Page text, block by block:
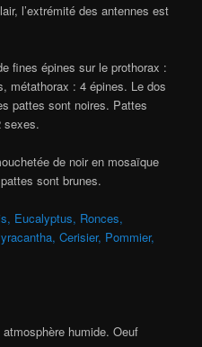
l’extrémité des antennes est
fines épines sur le prothorax :
métathorax : 4 épines. Le dos
pattes sont noires. Pattes
sexes.
de noir en mosaïque
sont brunes.
Eucalyptus, Ronces,
Cerisier, Pommier,
humide. Oeuf